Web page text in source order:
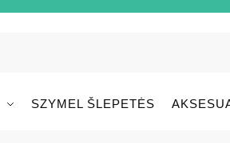
SZYMEL ŠLEPETĖS